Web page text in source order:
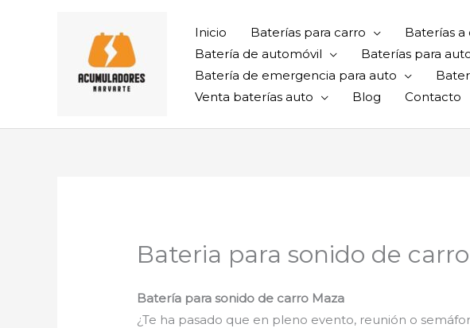
Inicio Baterías para carro Baterías a
Batería de automóvil
Baterías para
Batería de emergencia para auto
Venta baterías auto
Blog Contacto
Bateria para sonido de
Batería para sonido de carro Maza
¿Te ha pasado que en pleno evento, reunión o